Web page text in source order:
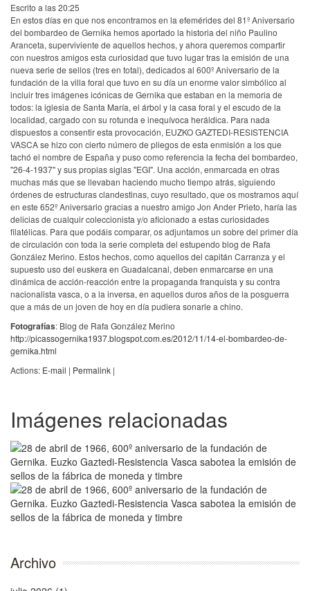
Escrito a las 20:25
En estos días en que nos encontramos en la efemérides del 81º Aniversario
del bombardeo de Gernika hemos aportado la historia del niño Paulino
Aranceta, superviviente de aquellos hechos, y ahora queremos compartir
con nuestros amigos esta curiosidad que tuvo lugar tras la emisión de una
nueva serie de sellos (tres en total), dedicados al 600º Aniversario de la
fundación de la villa foral que tuvo en su día un enorme valor simbólico al
incluir tres imágenes icónicas de Gernika que estaban en la memoria de
todos: la iglesia de Santa María, el árbol y la casa foral y el escudo de la
localidad, cargado con su rotunda e inequívoca heráldica. Para nada
dispuestos a consentir esta provocación, EUZKO GAZTEDI-RESISTENCIA
VASCA se hizo con cierto número de pliegos de esta enmisión a los que
tachó el nombre de España y puso como referencia la fecha del bombardeo,
"26-4-1937" y sus propias siglas "EGI". Una acción, enmarcada en otras
muchas más que se llevaban haciendo mucho tiempo atrás, siguiendo
órdenes de estructuras clandestinas, cuyo resultado, que os mostramos aquí
en este 652º Aniversario gracias a nuestro amigo Jon Ander Prieto, haría las
delicias de cualquir coleccionista y/o aficionado a estas curiosidades
filatélicas. Para que podáis comparar, os adjuntamos un sobre del primer día
de circulación con toda la serie completa del estupendo blog de Rafa
González Merino. Estos hechos, como aquellos del capitán Carranza y el
supuesto uso del euskera en Guadalcanal, deben enmarcarse en una
dinámica de acción-reacción entre la propaganda franquista y su contra
nacionalista vasca, o a la inversa, en aquellos duros años de la posguerra
que a más de un joven de hoy en día pudiera sonarle a chino.
Fotografías: Blog de Rafa González Merino
http://picassogernika1937.blogspot.com.es/2012/11/14-el-bombardeo-de-
gernika.html
Actions: E-mail | Permalink |
Imágenes relacionadas
Archivo